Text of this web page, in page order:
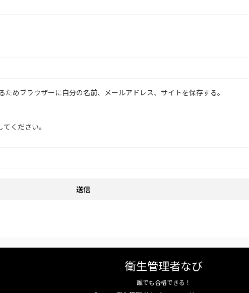
ためブラウザーに自分の名前、メールアドレス、サイトを保存する。
ください。
衛生管理者なび
誰でも合格できる！